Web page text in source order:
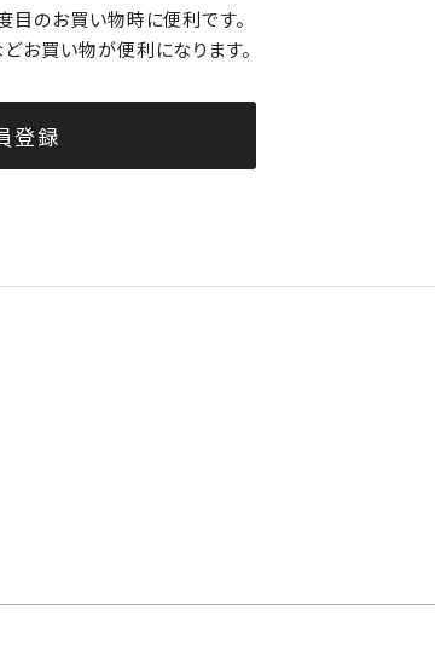
目のお買い物時に便利です。
お買い物が便利になります。
登録